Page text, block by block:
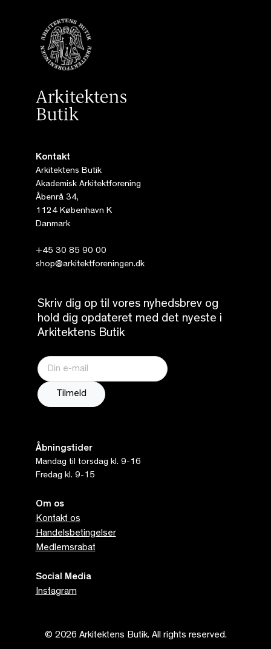
Kontakt
Arkitektens Butik
Akademisk Arkitektforening
Åbenrå 34,
1124 København K
Danmark
+45 30 85 90 00
shop@arkitektforeningen.dk
Skriv dig op til vores nyhedsbrev og
hold dig opdateret med det nyeste i
Arkitektens Butik
Åbningstider
Mandag til torsdag kl. 9-16
Fredag kl. 9-15
Om os
Kontakt os
Handelsbetingelser
Medlemsrabat
Social Media
Instagram
© 2026 Arkitektens Butik. All rights reserved.